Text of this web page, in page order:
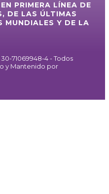
PRIMERA LÍNEA DE
DE LAS ÚLTIMAS
MUNDIALES Y DE LA
30-71069948-4 - Todos
y Mantenido por